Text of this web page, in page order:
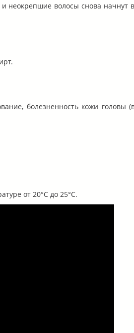
неокрепшие волосы снова
болезненность кожи головы
от 20°С до 25°С.